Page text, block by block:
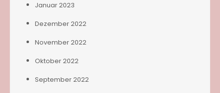
Januar 2023
Dezember 2022
November 2022
Oktober 2022
September 2022